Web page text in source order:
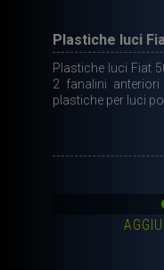
Plastiche luci
Plastiche luci Fiat
2 fanalini
plastiche per luci